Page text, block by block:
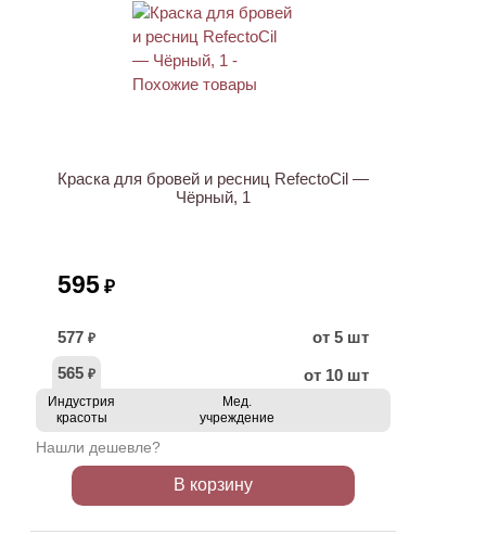
Краска для бровей и ресниц RefectoCil —
Чёрный, 1
595 ₽
577 ₽
от 5 шт
565 ₽ от 10 шт
Индустрия
красоты
Мед.
учреждение
Нашли дешевле?
В корзину